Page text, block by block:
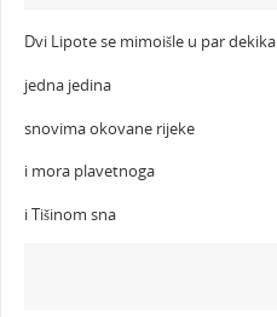
Dvi Lipote se mimoišle u par dekika
jedna jedina
snovima okovane rijeke
i mora plavetnoga
i Tišinom sna